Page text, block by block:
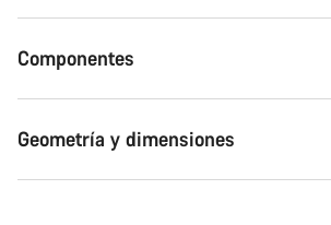
Componentes
Geometría y dimensiones